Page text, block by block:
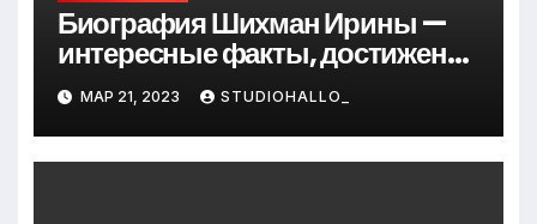
Биография Шихман Ирины —
интересные факты, достижения
и путь к успеху
МАР 21, 2023 STUDIOHALLO_